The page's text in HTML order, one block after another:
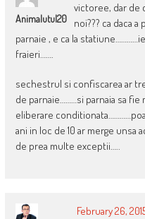
Animalutul20
victoree, dar de
noi??? ca daca
parnaie , e ca la
fraieri…….
sechestrul si confiscarea ar
de parnaie………si parnaia sa
eliberare
ani in loc de 10 ar merge
de prea multe exceptii…..
February 26,